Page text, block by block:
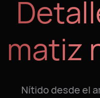
matiz
Nítido desde el